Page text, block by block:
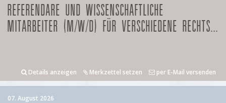
REFERENDARE UND WISSENSCHAFTLICHE
MITARBEITER (M/W/D) FÜR VERSCHIEDENE RECHTS...
Details anzeigen Merkzettel setzen per E-Mail versenden
07. August 2026